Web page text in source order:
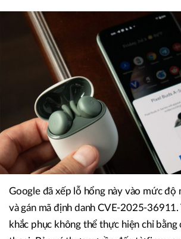
Google đã xếp lỗ hổng này vào mức độ
và gán mã định danh CVE-2025-36911.
khắc phục không thể thực hiện chỉ bằng